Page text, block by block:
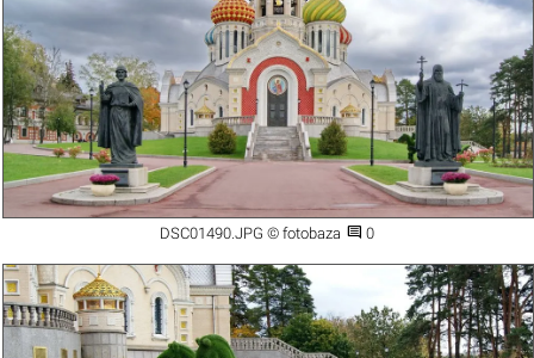
DSC01490.JPG © fotobaza  0